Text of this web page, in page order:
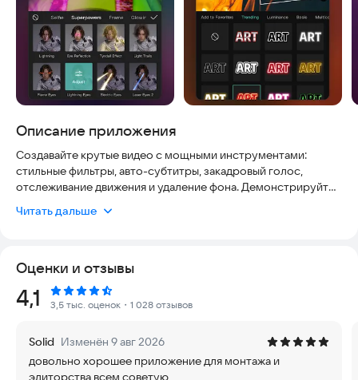
Описание приложения
Создавайте крутые видео с мощными инструментами:
стильные фильтры, авто-субтитры, закадровый голос,
отслеживание движения и удаление фона. Демонстрируйте
полностью безопасно, работает быстро даже на старых
Функции
Базовое редактирование видео
Обрезайте и сжимайте клипы, разделяйте или склеивайте
Меняйте скорость от 0,1x до 100x и используйте кривые
скорости.
Читать дальше
Оценки и отзывы
Рейтинг:
4,1 3,5 тыс. оценок ・1 028 отзывов
Solid Изменён 9 авг 2026
довольно хорошее приложение для монтажа и
эдиторства,всем советую